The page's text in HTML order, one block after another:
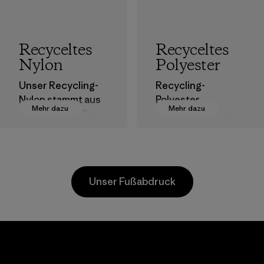
Mehr dazu
Recyceltes
Nylon
Unser Recycling-
Nylon stammt aus
postindustriellen
Postconsumer-
Mehr dazu
Recyceltes
Polyester
Recycling-
Polyester
verringert unsere
Materialien
Unser Fußabdruck